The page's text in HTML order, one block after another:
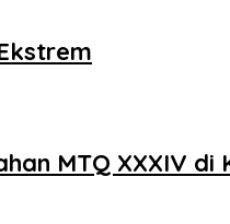
MTQ XXXIV di